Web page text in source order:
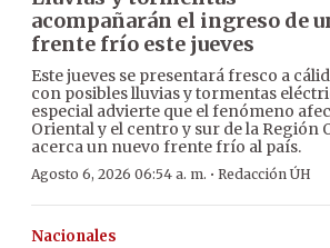
acompañarán el ingreso de
frente frío este jueves
Este jueves se presentará fresco a
con posibles lluvias y tormentas
especial advierte que el fenómeno
Oriental y el centro y sur de la Región
acerca un nuevo frente frío al país.
Agosto 6, 2026 06:54 a. m. · Redacción ÚH
Nacionales